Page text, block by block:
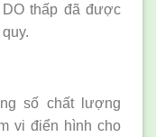
thấp đã được
số chất lượng
vi điển hình cho